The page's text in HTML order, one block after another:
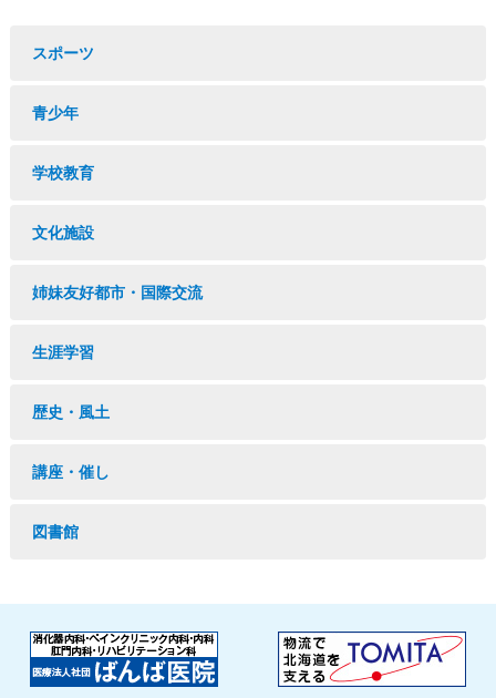
スポーツ
青少年
学校教育
文化施設
姉妹友好都市・国際交流
生涯学習
歴史・風土
講座・催し
図書館